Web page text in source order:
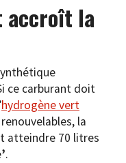
accroît la
ce carburant doit
hydrogène vert
la
atteindre 70 litres
’.